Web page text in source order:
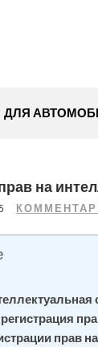
ДЛЯ
на
прав